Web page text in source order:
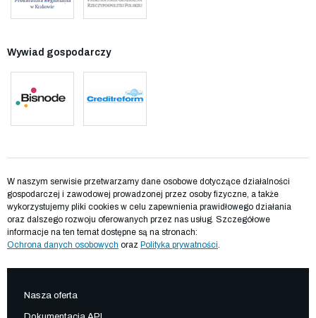
Wywiad gospodarczy
W naszym serwisie przetwarzamy dane osobowe dotyczące działalności
gospodarczej i zawodowej prowadzonej przez osoby fizyczne, a także
wykorzystujemy pliki cookies w celu zapewnienia prawidłowego działania
oraz dalszego rozwoju oferowanych przez nas usług. Szczegółowe
informacje na ten temat dostępne są na stronach:
Ochrona danych osobowych oraz Polityka prywatności.
Nasza oferta